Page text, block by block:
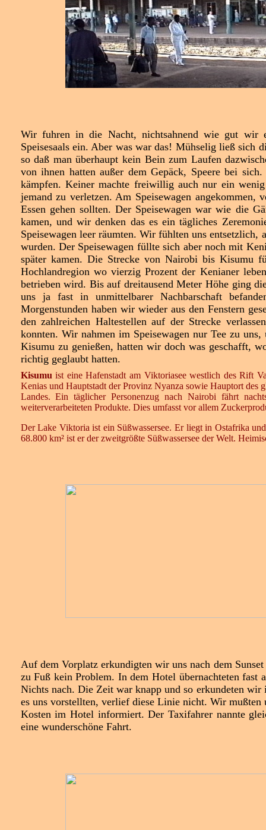
Wir fuhren in die Nacht, nichtsahnend wie gut wir
Speisesaals ein. Aber was war das! Mühselig ließ sich
so daß man überhaupt kein Bein zum Laufen
von ihnen hatten außer dem Gepäck, Speere bei
kämpfen. Keiner machte freiwillig auch nur ein
jemand zu verletzen. Am Speisewagen
Essen gehen sollten. Der Speisewagen war wie die
kamen, und wir denken das es ein tägliches
Speisewagen leer räumten. Wir fühlten uns
wurden. Der Speisewagen füllte sich aber noch mit
später kamen. Die Strecke von Nairobi bis Kisumu
Hochlandregion wo vierzig Prozent der Kenianer
betrieben wird. Bis auf dreitausend Meter Höhe ging
uns ja fast in unmittelbarer Nachbarschaft
Morgenstunden haben wir wieder aus den Fenstern
den zahlreichen Haltestellen auf der Strecke
konnten. Wir nahmen im Speisewagen nur Tee zu
Kisumu zu genießen, hatten wir doch was geschafft,
richtig geglaubt hatten.
Kisumu ist eine Hafenstadt am Viktoriasee westlich des Rift
Kenias und Hauptstadt der Provinz Nyanza sowie Hauptort
Landes. Ein täglicher Personenzug nach Nairobi fährt
weiterverarbeiteten Produkte. Dies umfasst vor allem
Der Lake Viktoria ist ein Süßwassersee. Er liegt in Ostafrika
68.800 km² ist er der zweitgrößte Süßwassersee der Welt.
Auf dem Vorplatz erkundigten wir uns nach dem
zu Fuß kein Problem. In dem Hotel übernachteten fast
Nichts nach. Die Zeit war knapp und so erkundeten
es uns vorstellten, verlief diese Linie nicht. Wir
Kosten im Hotel informiert. Der Taxifahrer nannte
eine wunderschöne Fahrt.